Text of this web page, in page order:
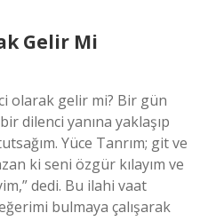
Gelir Mi
olarak gelir mi? Bir gün
dilenci yanına yaklaşıp
Yüce Tanrım; git ve
ki seni özgür kılayım ve
dedi. Bu ilahi vaat
bulmaya çalışarak